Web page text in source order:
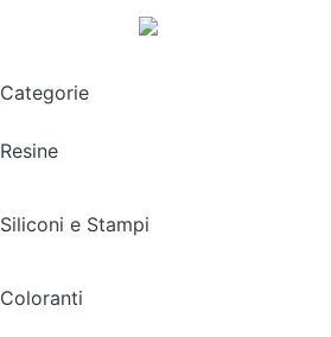
Categorie
Resine
Siliconi e Stampi
Coloranti